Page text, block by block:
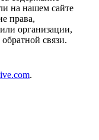
на нашем сайте
права,
организации,
связи.
.